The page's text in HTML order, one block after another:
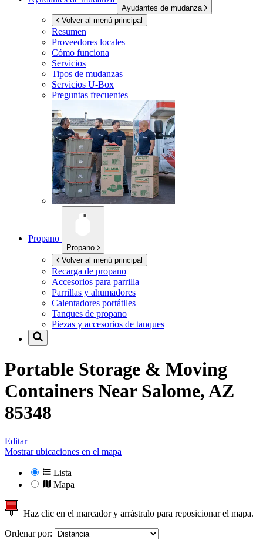
Ayudantes de mudanza
Volver al menú principal
Resumen
Proveedores locales
Cómo funciona
Servicios
Tipos de mudanzas
Servicios U-Box
Preguntas frecuentes
Propano
Propano
Volver al menú principal
Recarga de propano
Accesorios para parrilla
Parrillas y ahumadores
Calentadores portátiles
Tanques de propano
Piezas y accesorios de tanques
Portable Storage & Moving
Containers Near Salome, AZ
85348
Editar
Mostrar ubicaciones en el mapa
Lista
Mapa
Haz clic en el marcador y arrástralo para reposicionar el mapa.
Ordenar por: